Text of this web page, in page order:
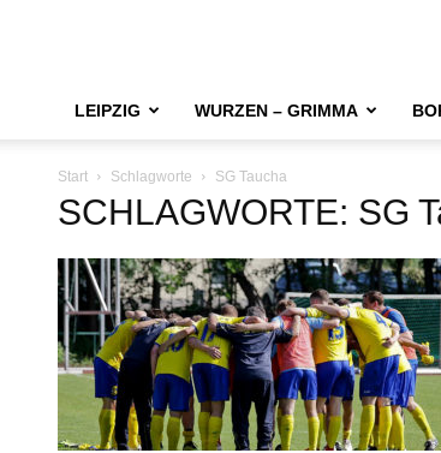
LEIPZIG WURZEN – GRIMMA
Start Schlagworte SG Taucha
SCHLAGWORTE: SG